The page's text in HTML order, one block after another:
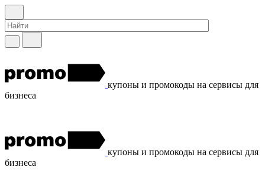
купоны и промокоды на сервисы для
бизнеса
купоны и промокоды на сервисы для
бизнеса